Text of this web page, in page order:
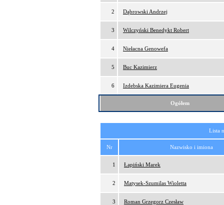
2 Dąbrowski Andrzej
3 Wilczyński Benedykt Robert
4 Niełacna Genowefa
5 Buc Kazimierz
6 Izdebska Kazimiera Eugenia
Ogółem
Lista
Nr Nazwisko i imiona
1 Łapiński Marek
2 Matysek-Szumilas Wioletta
3 Roman Grzegorz Czesław